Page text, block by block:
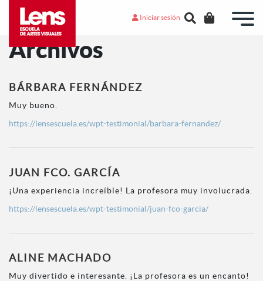
Iniciar sesión
Archivos
BÁRBARA FERNÁNDEZ
Muy bueno.
https://lensescuela.es/wpt-testimonial/barbara-fernandez/
JUAN FCO. GARCÍA
¡Una experiencia increíble! La profesora muy involucrada.
https://lensescuela.es/wpt-testimonial/juan-fco-garcia/
ALINE MACHADO
Muy divertido e interesante. ¡La profesora es un encanto!